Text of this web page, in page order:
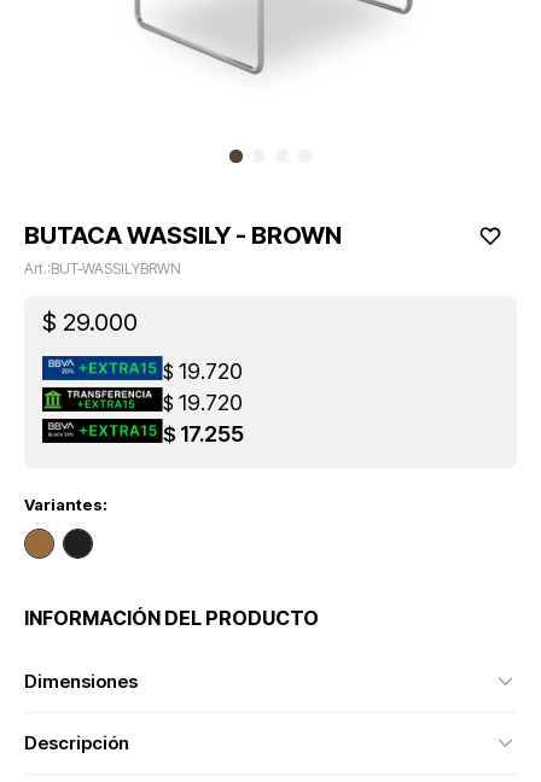
BUTACA WASSILY - BROWN
BUT-WASSILYBRWN
$ 29.000
$ 19.720
$ 19.720
$ 17.255
Variantes:
INFORMACIÓN DEL PRODUCTO
Dimensiones
Descripción